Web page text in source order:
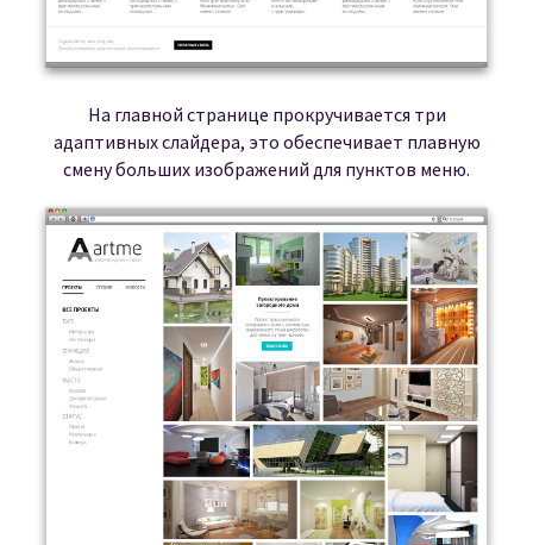
На главной странице прокручивается три
адаптивных слайдера, это обеспечивает плавную
смену больших изображений для пунктов меню.